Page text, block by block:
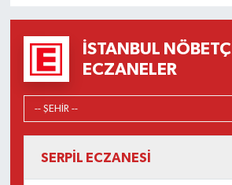
İSTANBUL NÖBETÇI
ECZANELER
SERPİL ECZANESİ